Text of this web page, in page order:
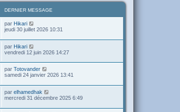
DERNIER MESSAGE
par Hikari
jeudi 30 juillet 2026 10:31
par Hikari
vendredi 12 juin 2026 14:27
par Totovander
samedi 24 janvier 2026 13:41
par elhamedhak
mercredi 31 décembre 2025 6:49